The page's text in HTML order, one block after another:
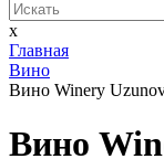
x
Главная
Вино
Вино Winery
Вино